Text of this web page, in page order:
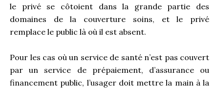
le privé se côtoient dans la grande partie des
domaines de la couverture soins, et le privé
remplace le public là où il est absent.
Pour les cas où un service de santé n’est pas couvert
par un service de prépaiement, d’assurance ou
financement public, l’usager doit mettre la main à la